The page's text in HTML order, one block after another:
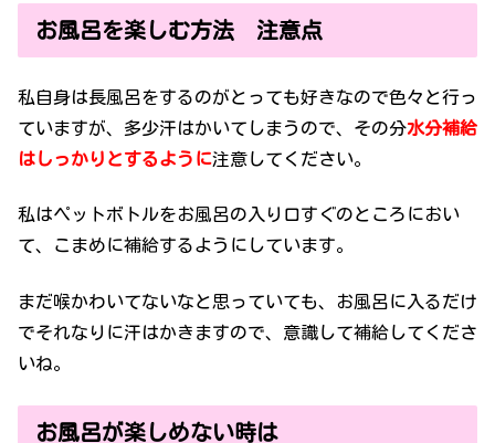
お風呂を楽しむ方法 注意点
私自身は長風呂をするのがとっても好きなので色々と行っ
ていますが、多少汗はかいてしまうので、その分水分補給
はしっかりとするように注意してください。
私はペットボトルをお風呂の入り口すぐのところにおい
て、こまめに補給するようにしています。
まだ喉かわいてないなと思っていても、お風呂に入るだけ
でそれなりに汗はかきますので、意識して補給してくださ
いね。
お風呂が楽しめない時は